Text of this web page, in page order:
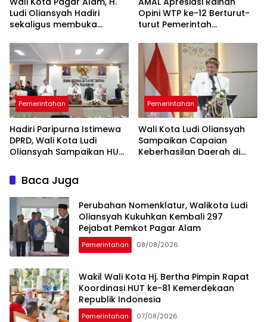
Ludi Oliansyah Hadiri
sekaligus membuka
Ulama
Opini WTP ke-12 Berturut-
turut Pemerintah
Pemerintahan
Hadiri Paripurna Istimewa
DPRD, Wali Kota Ludi
Oliansyah Sampaikan HUT
Momentum Perak
Pemerintahan
Wali Kota Ludi Oliansyah
Sampaikan Capaian
Keberhasilan Daerah di
Baca Juga
Perubahan Nomenklatur, Walikota Ludi
Oliansyah Kukuhkan Kembali 297
Pejabat Pemkot Pagar Alam
Pemerintahan 08/08/2026
Wakil Wali Kota Hj. Bertha Pimpin ​Rapat
Koordinasi HUT ke-81 Kemerdekaan
Republik Indonesia
Pemerintahan 07/08/2026